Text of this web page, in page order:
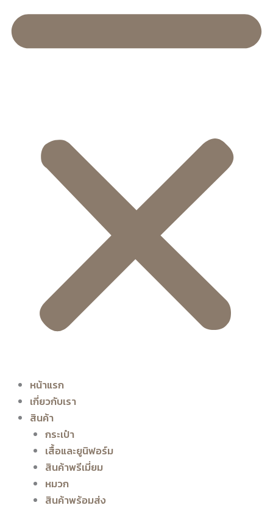
หน้าแรก
เกี่ยวกับเรา
สินค้า
กระเป๋า
เสื้อและยูนิฟอร์ม
สินค้าพรีเมี่ยม
หมวก
สินค้าพร้อมส่ง